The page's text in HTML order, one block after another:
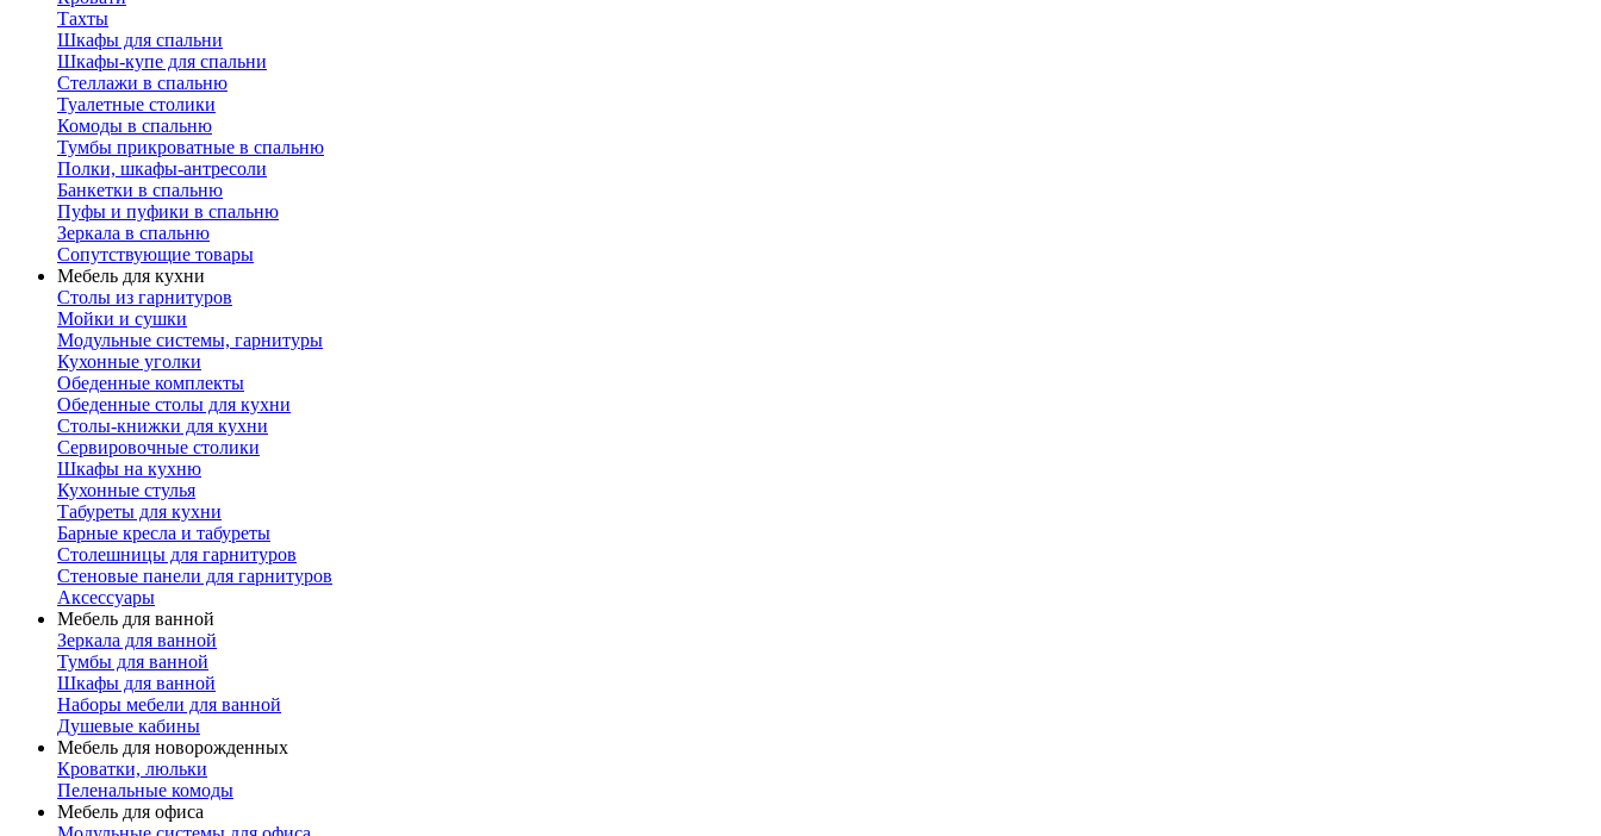
Тахты
Шкафы для спальни
Шкафы-купе для спальни
Стеллажи в спальню
Туалетные столики
Комоды в спальню
Тумбы прикроватные в спальню
Полки, шкафы-антресоли
Банкетки в спальню
Пуфы и пуфики в спальню
Зеркала в спальню
Сопутствующие товары
Мебель для кухни
Столы из гарнитуров
Мойки и сушки
Модульные системы, гарнитуры
Кухонные уголки
Обеденные комплекты
Обеденные столы для кухни
Столы-книжки для кухни
Сервировочные столики
Шкафы на кухню
Кухонные стулья
Табуреты для кухни
Барные кресла и табуреты
Столешницы для гарнитуров
Стеновые панели для гарнитуров
Аксессуары
Мебель для ванной
Зеркала для ванной
Тумбы для ванной
Шкафы для ванной
Наборы мебели для ванной
Душевые кабины
Мебель для новорожденных
Кроватки, люльки
Пеленальные комоды
Мебель для офиса